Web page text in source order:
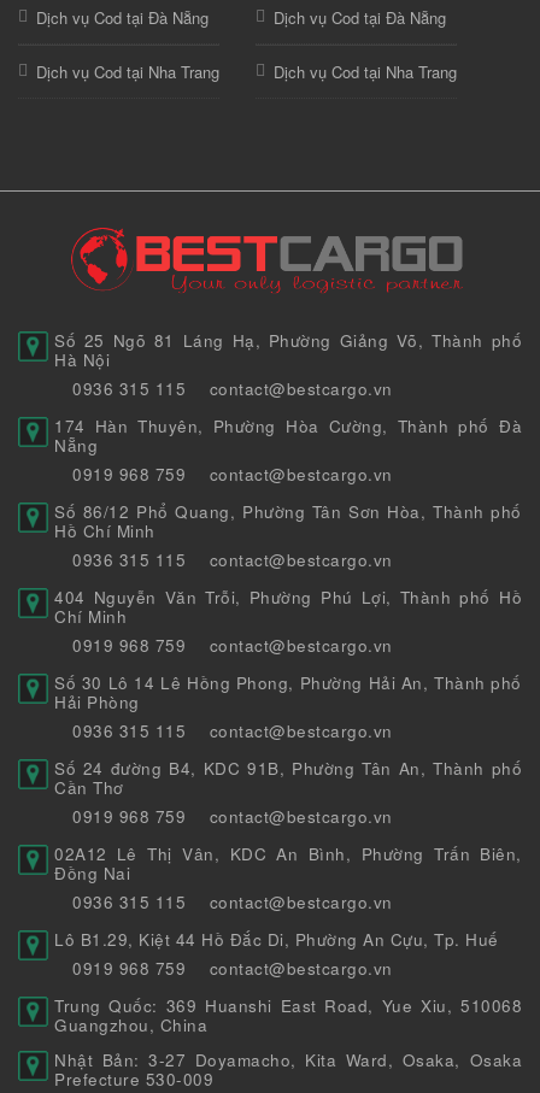
Dịch vụ Cod tại Đà Nẵng
Dịch vụ Cod tại Nha Trang
Dịch vụ Cod tại Đà Nẵng
Dịch vụ Cod tại Nha Trang
Số 25 Ngõ 81 Láng Hạ, Phường Giảng Võ, Thành phố
Hà Nội
0936 315 115
contact@bestcargo.vn
174 Hàn Thuyên, Phường Hòa Cường, Thành phố Đà
Nẵng
0919 968 759
contact@bestcargo.vn
Số 86/12 Phổ Quang, Phường Tân Sơn Hòa, Thành phố
Hồ Chí Minh
0936 315 115
contact@bestcargo.vn
404 Nguyễn Văn Trỗi, Phường Phú Lợi, Thành phố Hồ
Chí Minh
0919 968 759
contact@bestcargo.vn
Số 30 Lô 14 Lê Hồng Phong, Phường Hải An, Thành phố
Hải Phòng
0936 315 115
contact@bestcargo.vn
Số 24 đường B4, KDC 91B, Phường Tân An, Thành phố
Cần Thơ
0919 968 759
contact@bestcargo.vn
02A12 Lê Thị Vân, KDC An Bình, Phường Trấn Biên,
Đồng Nai
0936 315 115
contact@bestcargo.vn
Lô B1.29, Kiệt 44 Hồ Đắc Di, Phường An Cựu, Tp. Huế
0919 968 759
contact@bestcargo.vn
Trung Quốc: 369 Huanshi East Road, Yue Xiu, 510068
Guangzhou, China
Nhật Bản: 3-27 Doyamacho, Kita Ward, Osaka, Osaka
Prefecture 530-009